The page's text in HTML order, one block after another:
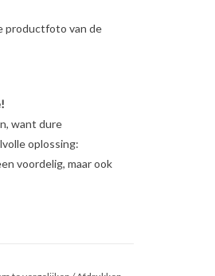
productfoto van de
want dure
oplossing:
voordelig, maar ook